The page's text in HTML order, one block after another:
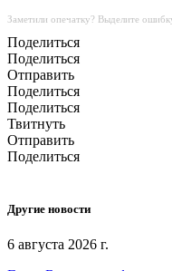
Заметили опечатку? Выделите
Поделиться
Поделиться
Отправить
Поделиться
Поделиться
Твитнуть
Отправить
Поделиться
Другие новости
6 августа 2026 г.